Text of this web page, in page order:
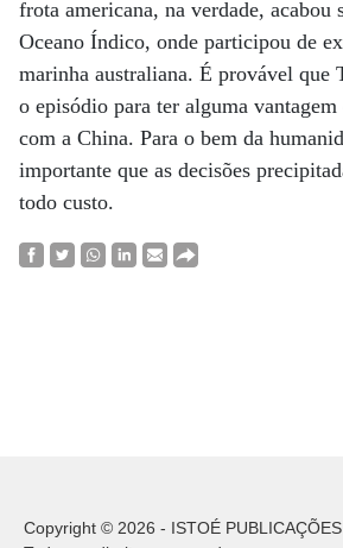
frota americana, na verdade, acabou
Oceano Índico, onde participou de
marinha australiana. É provável que
o episódio para ter alguma vantagem
com a China. Para o bem da
importante que as decisões
todo custo.
Copyright © 2026 - ISTOÉ